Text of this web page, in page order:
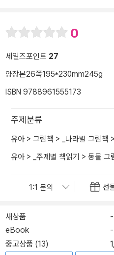
0
세일즈포인트 27
양장본26쪽195*230mm245g
ISBN 9788961555173
주제분류
유아 > 그림책 > _나라별 그림책 >
유아 > _주제별 책읽기 > 동물 그
선
새상품
-
eBook
-
중고상품 (13)